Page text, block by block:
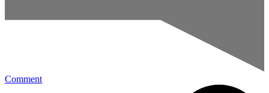
Comment